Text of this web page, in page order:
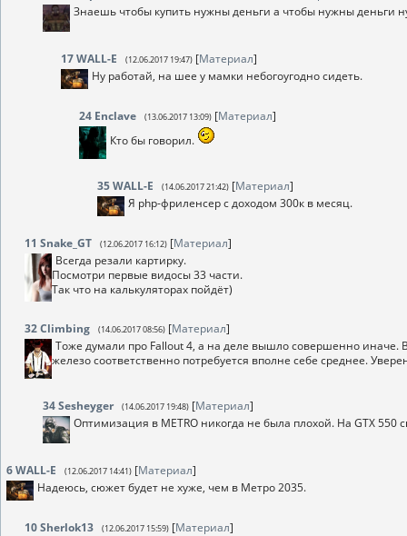
Знаешь чтобы купить нужны деньги а чтобы нужны деньги
17WALL-E (12.06.2017 19:47) [Материал]
Ну работай, на шее у мамки небогоугодно сидеть.
24 Enclave (13.06.2017 13:09) [Материал]
Кто бы говорил.
35WALL-E (14.06.2017 21:42) [Материал]
Я php-фриленсер с доходом 300к в месяц.
11 Snake_GT (12.06.2017 16:12) [Материал]
Всегда резали картирку.
Посмотри первые видосы 33 части.
Так что на калькуляторах пойдёт)
32Climbing (14.06.2017 08:56) [Материал]
Тоже думали про Fallout 4, а на деле вышло совершенно иначе.
железо соответственно потребуется вполне себе среднее.
34Sesheyger (14.06.2017 19:48) [Материал]
Оптимизация в METRO никогда не была плохой. На GTX 550
6WALL-E (12.06.2017 14:41) [Материал]
Надеюсь, сюжет будет не хуже, чем в Метро 2035.
10Sherlok13 (12.06.2017 15:59) [Материал]